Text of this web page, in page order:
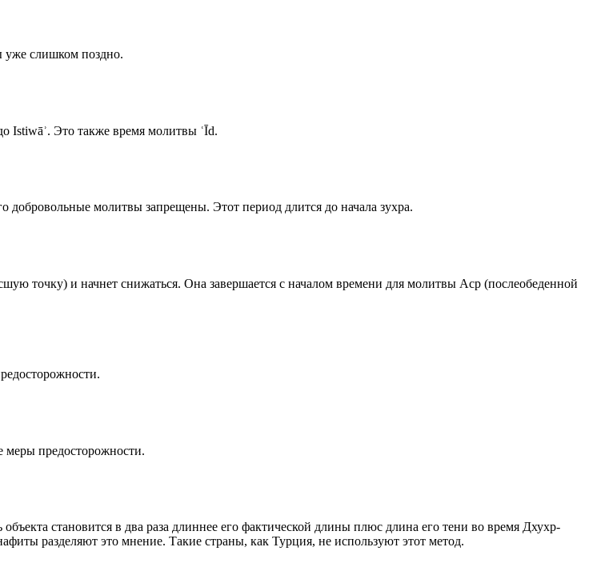
уже слишком поздно.
Istiwāʾ. Это также время молитвы ʿĪd.
добровольные молитвы запрещены. Этот период длится до начала зухра.
точку) и начнет снижаться. Она завершается с началом времени для молитвы Аср (послеобеденной
меры предосторожности.
становится в два раза длиннее его фактической длины плюс длина его тени во время Дхухр-
разделяют это мнение. Такие страны, как Турция, не используют этот метод.